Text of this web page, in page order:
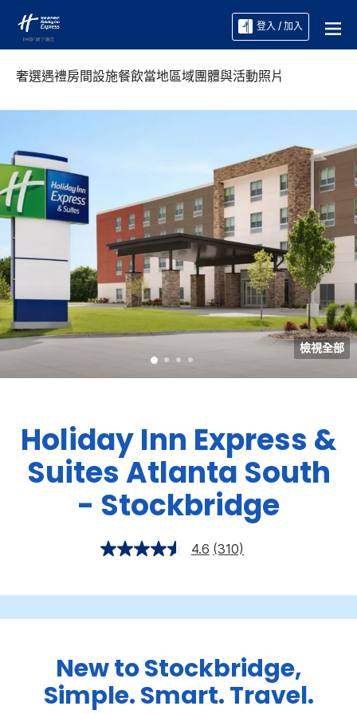
登入 / 加入
奢選遇禮房間設施餐飲當地區域團體與活動照片
檢視全部
Holiday Inn Express &
SuitesAtlanta South
- Stockbridge
4.6 (310)
New to Stockbridge,
Simple. Smart. Travel.